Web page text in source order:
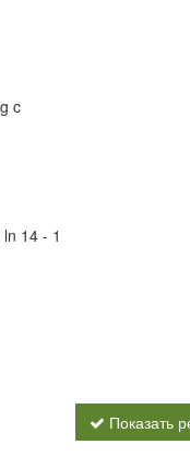
c
14 - 1
Показать